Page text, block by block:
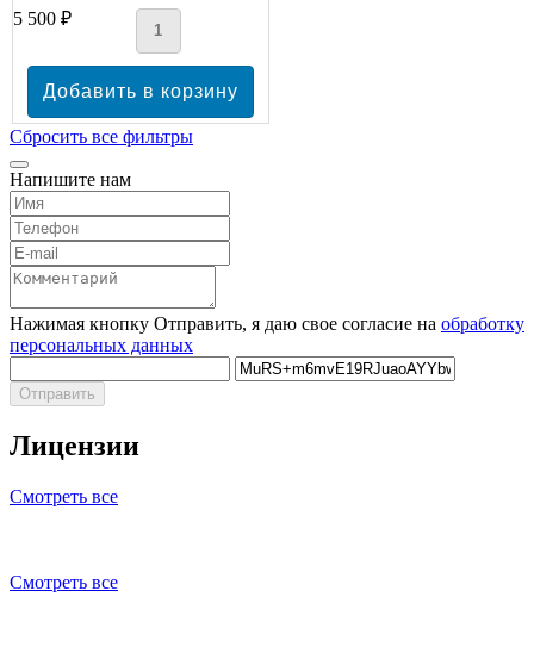
5 500 ₽
Сбросить все фильтры
Напишите нам
Нажимая кнопку Отправить, я даю свое согласие на обработку
персональных данных
Отправить
Лицензии
Смотреть все
Смотреть все